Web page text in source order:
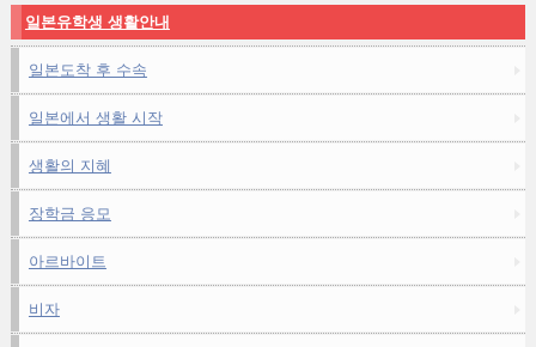
일본유학생 생활안내
일본도착 후 수속
일본에서 생활 시작
생활의 지혜
장학금 응모
아르바이트
비자